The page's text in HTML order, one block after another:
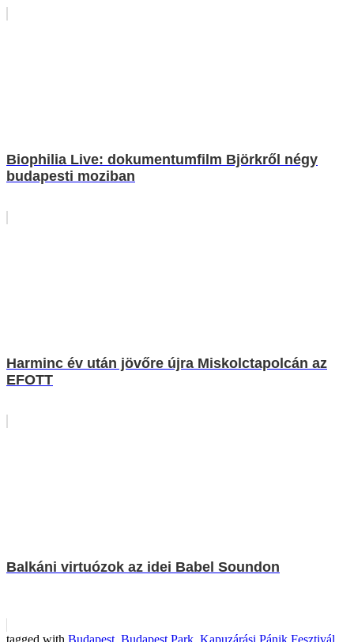
Biophilia Live: dokumentumfilm Björkről négy
budapesti moziban
Harminc év után jövőre újra Miskolctapolcán az
EFOTT
Balkáni virtuózok az idei Babel Soundon
tagged with Budapest, Budapest Park, Kapuzárási Pánik Fesztivál